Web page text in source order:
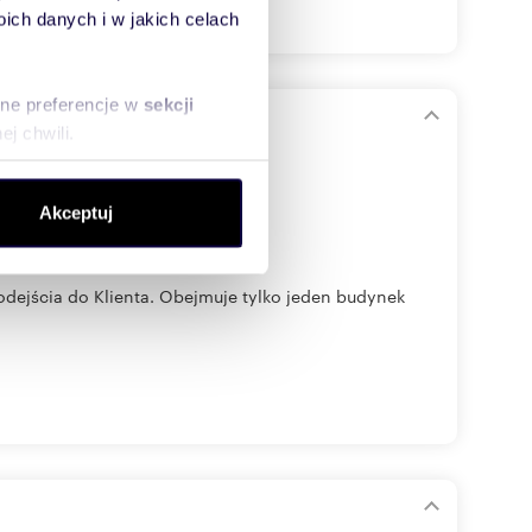
danych i w jakich celach
preferencje w sekcji
chwili.
społecznościowym,
od Ciebie lub
Akceptuj
do Klienta. Obejmuje tylko jeden budynek